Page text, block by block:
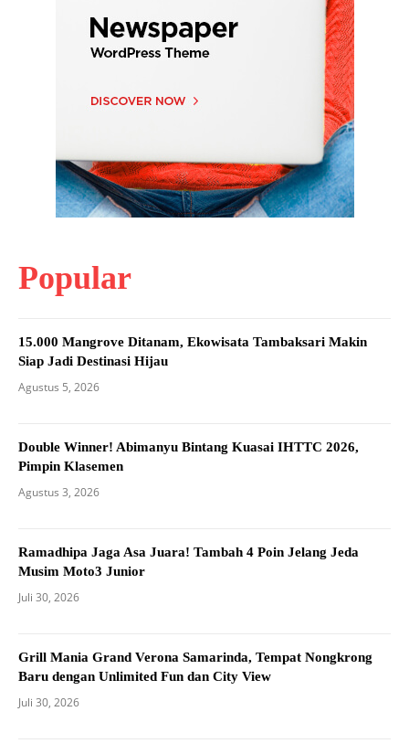
Popular
15.000 Mangrove Ditanam, Ekowisata Tambaksari Makin
Siap Jadi Destinasi Hijau
Agustus 5, 2026
Double Winner! Abimanyu Bintang Kuasai IHTTC 2026,
Pimpin Klasemen
Agustus 3, 2026
Ramadhipa Jaga Asa Juara! Tambah 4 Poin Jelang Jeda
Musim Moto3 Junior
Juli 30, 2026
Grill Mania Grand Verona Samarinda, Tempat Nongkrong
Baru dengan Unlimited Fun dan City View
Juli 30, 2026